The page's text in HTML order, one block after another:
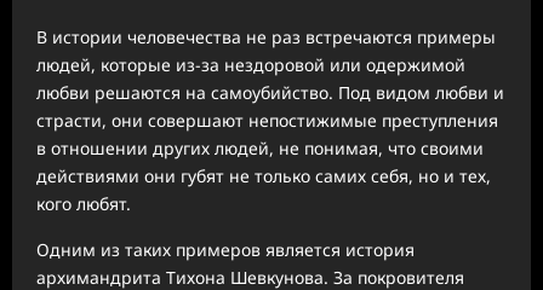
В истории человечества не раз встречаются примеры
людей, которые из-за нездоровой или одержимой
любви решаются на самоубийство. Под видом любви и
страсти, они совершают непостижимые преступления
в отношении других людей, не понимая, что своими
действиями они губят не только самих себя, но и тех,
кого любят.
Одним из таких примеров является история
архимандрита Тихона Шевкунова. За покровителя